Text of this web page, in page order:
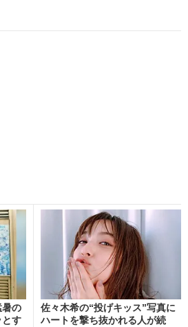
暑の
とす
佐々木希の“投げキッス”写真に
ハートを撃ち抜かれる人が続